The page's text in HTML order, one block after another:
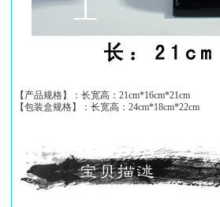
【产品规格】：长宽高：21cm*16cm*21cm
【包装盒规格】：长宽高：24cm*18cm*22cm